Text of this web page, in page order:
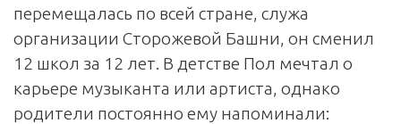
перемещалась по всей стране, служа
организации Сторожевой Башни, он сменил
12 школ за 12 лет. В детстве Пол мечтал о
карьере музыканта или артиста, однако
родители постоянно ему напоминали: